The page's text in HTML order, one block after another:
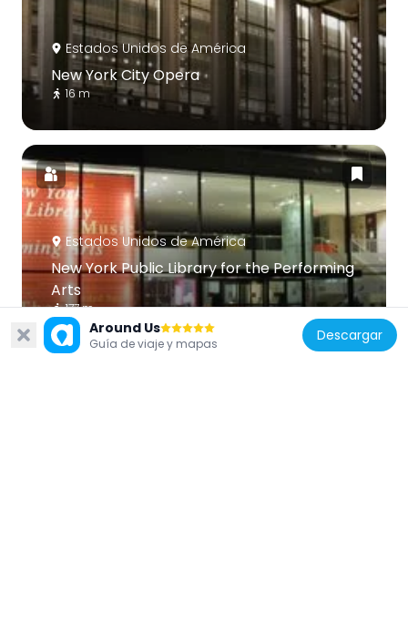
Estados Unidos de América
New York City Opera
16 m
Estados Unidos de América
New York Public Library for the Performing
Arts
177 m
Around Us
Guía de viaje y mapas Descargar